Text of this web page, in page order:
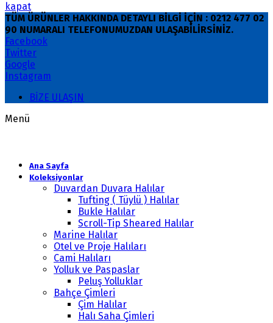
kapat
TÜM ÜRÜNLER HAKKINDA DETAYLI BİLGİ İÇİN : 0212 477 02
90 NUMARALI TELEFONUMUZDAN ULAŞABİLİRSİNİZ.
Facebook
Twitter
Google
Instagram
BİZE ULAŞIN
Menü
Ana Sayfa
Koleksiyonlar
Duvardan Duvara Halılar
Tufting ( Tüylü ) Halılar
Bukle Halılar
Scroll-Tip Sheared Halılar
Marine Halılar
Otel ve Proje Halıları
Cami Halıları
Yolluk ve Paspaslar
Peluş Yolluklar
Bahçe Çimleri
Çim Halılar
Halı Saha Çimleri